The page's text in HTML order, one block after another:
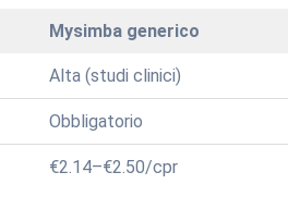
Mysimba generico
Alta (studi clinici)
Obbligatorio
€2.14–€2.50/cpr